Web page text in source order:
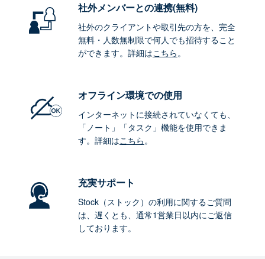
社外メンバーとの連携(無料)
社外のクライアントや取引先の方を、完全
無料・人数無制限で何人でも招待すること
ができます。詳細はこちら。
オフライン環境での使用
インターネットに接続されていなくても、
「ノート」「タスク」機能を使用できま
す。詳細はこちら。
充実サポート
Stock（ストック）の利用に関するご質問
は、遅くとも、通常1営業日以内にご返信
しております。